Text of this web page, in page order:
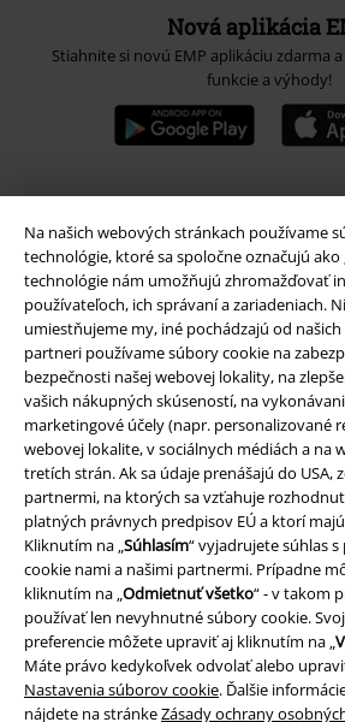
Na našich webových stránkach používame
technológie, ktoré sa spoločne označujú ako
technológie nám umožňujú zhromažďovať
používateľoch, ich správaní a zariadeniach.
umiestňujeme my, iné pochádzajú od
partneri používame súbory cookie na
bezpečnosti našej webovej lokality, na
vašich nákupných skúseností, na
marketingové účely (napr. personalizované
webovej lokalite, v sociálnych médiách a na
tretích strán. Ak sa údaje prenášajú do USA,
partnermi, na ktorých sa vzťahuje
platných právnych predpisov EÚ a ktorí
Kliknutím na „ Súhlasím“ vyjadrujete súhlas
cookie nami a našimi partnermi. Prípadne
kliknutím na „ Odmietnuť všetko“ - v takom
používať len nevyhnutné súbory cookie.
preferencie môžete upraviť aj kliknutím na „
Máte právo kedykoľvek odvolať alebo
Nastavenia súborov cookie. Ďalšie
nájdete na stránkeZásady ochrany
Nová aplikácia
Stiahnite si novú EMP aplikáciu zdarma
funkcie a výhody!
A Warner Music Group
Právne informácie
Podmienky
Imprint